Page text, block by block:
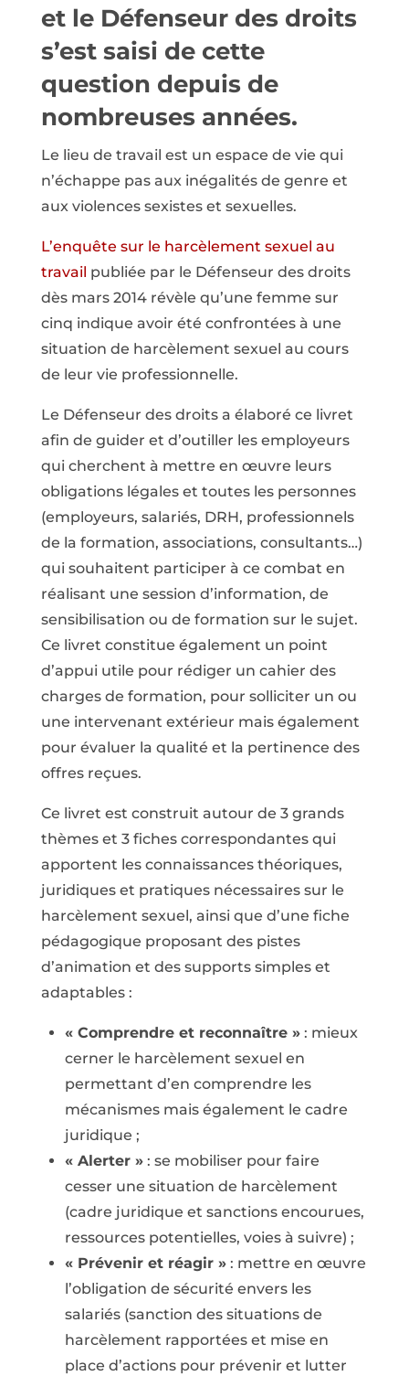
et le Défenseur des droits
s’est saisi de cette
question depuis de
nombreuses années.
Le lieu de travail est un espace de vie qui
n’échappe pas aux inégalités de genre et
aux violences sexistes et sexuelles.
L’enquête sur le harcèlement sexuel au
travail publiée par le Défenseur des droits
dès mars 2014 révèle qu’une femme sur
cinq indique avoir été confrontées à une
situation de harcèlement sexuel au cours
de leur vie professionnelle.
Le Défenseur des droits a élaboré ce livret
afin de guider et d’outiller les employeurs
qui cherchent à mettre en œuvre leurs
obligations légales et toutes les personnes
(employeurs, salariés, DRH, professionnels
de la formation, associations, consultants…)
qui souhaitent participer à ce combat en
réalisant une session d’information, de
sensibilisation ou de formation sur le sujet.
Ce livret constitue également un point
d’appui utile pour rédiger un cahier des
charges de formation, pour solliciter un ou
une intervenant extérieur mais également
pour évaluer la qualité et la pertinence des
offres reçues.
Ce livret est construit autour de 3 grands
thèmes et 3 fiches correspondantes qui
apportent les connaissances théoriques,
juridiques et pratiques nécessaires sur le
harcèlement sexuel, ainsi que d’une fiche
pédagogique proposant des pistes
d’animation et des supports simples et
adaptables :
« Comprendre et reconnaître »: mieux
cerner le harcèlement sexuel en
permettant d’en comprendre les
mécanismes mais également le cadre
juridique ;
« Alerter »: se mobiliser pour faire
cesser une situation de harcèlement
(cadre juridique et sanctions encourues,
ressources potentielles, voies à suivre) ;
« Prévenir et réagir »: mettre en œuvre
l’obligation de sécurité envers les
salariés (sanction des situations de
harcèlement rapportées et mise en
place d’actions pour prévenir et lutter